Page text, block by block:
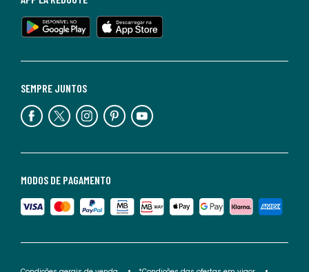
MODOS DE PAGAMENTO
SEMPRE JUNTOS